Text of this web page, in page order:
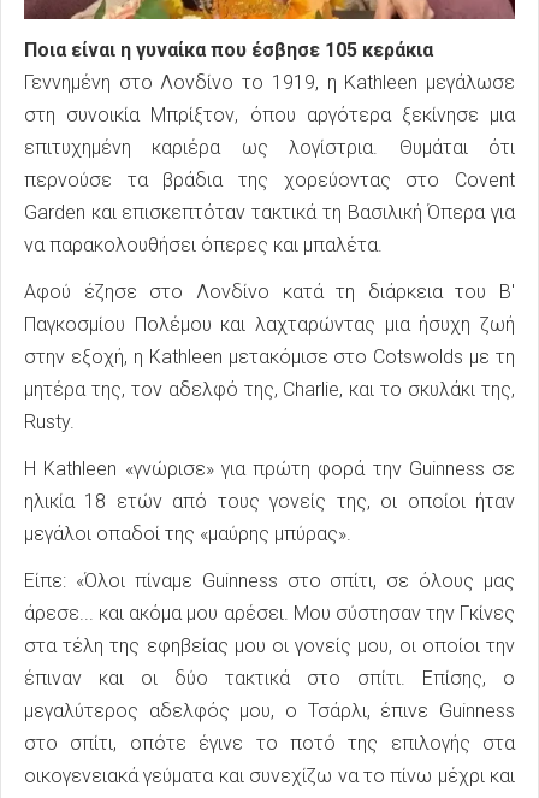
Ποια είναι η γυναίκα που έσβησε 105 κεράκια
Γεννημένη στο Λονδίνο το 1919, η Kathleen μεγάλωσε
στη συνοικία Μπρίξτον, όπου αργότερα ξεκίνησε μια
επιτυχημένη καριέρα ως λογίστρια. Θυμάται ότι
περνούσε τα βράδια της χορεύοντας στο Covent
Garden και επισκεπτόταν τακτικά τη Βασιλική Όπερα για
να παρακολουθήσει όπερες και μπαλέτα.
Αφού έζησε στο Λονδίνο κατά τη διάρκεια του Β'
Παγκοσμίου Πολέμου και λαχταρώντας μια ήσυχη ζωή
στην εξοχή, η Kathleen μετακόμισε στο Cotswolds με τη
μητέρα της, τον αδελφό της, Charlie, και το σκυλάκι της,
Rusty.
Η Kathleen «γνώρισε» για πρώτη φορά την Guinness σε
ηλικία 18 ετών από τους γονείς της, οι οποίοι ήταν
μεγάλοι οπαδοί της «μαύρης μπύρας».
Είπε: «Όλοι πίναμε Guinness στο σπίτι, σε όλους μας
άρεσε... και ακόμα μου αρέσει. Μου σύστησαν την Γκίνες
στα τέλη της εφηβείας μου οι γονείς μου, οι οποίοι την
έπιναν και οι δύο τακτικά στο σπίτι. Επίσης, ο
μεγαλύτερος αδελφός μου, ο Τσάρλι, έπινε Guinness
στο σπίτι, οπότε έγινε το ποτό της επιλογής στα
οικογενειακά γεύματα και συνεχίζω να το πίνω μέχρι και